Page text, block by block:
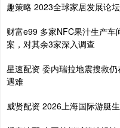
趣策略 2023全球家居发展论
财富e99 多家NFC果汁生产
案，对其余3家深入调查
星速配资 委内瑞拉地震搜救
遇难
威贤配资 2026上海国际游艇